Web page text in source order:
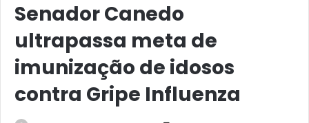
Senador Canedo
ultrapassa meta de
imunização de idosos
contra Gripe Influenza